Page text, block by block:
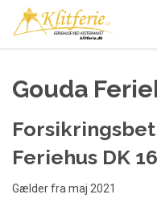
Gouda
Feriehus DK
Gælder fra maj 2021